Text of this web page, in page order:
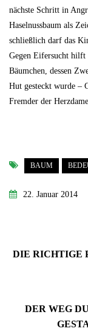
nächste Schritt in
Haselnussbaum als
schließlich darf das
Gegen Eifersucht hilft
Bäumchen, dessen
Hut gesteckt wurde –
Fremder der
BAUM
22. Januar 2014
DIE RICHTIGE
DER WEG